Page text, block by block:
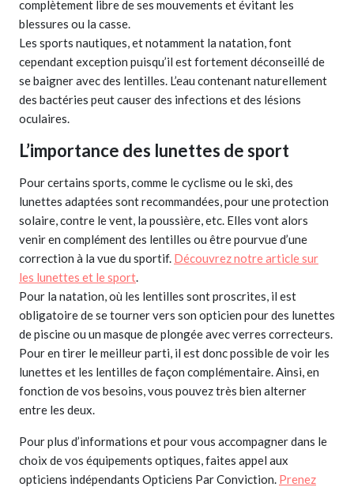
complètement libre de ses mouvements et évitant les
blessures ou la casse.
Les sports nautiques, et notamment la natation, font
cependant exception puisqu’il est fortement déconseillé de
se baigner avec des lentilles. L’eau contenant naturellement
des bactéries peut causer des infections et des lésions
oculaires.
L’importance des lunettes de sport
Pour certains sports, comme le cyclisme ou le ski, des
lunettes adaptées sont recommandées, pour une protection
solaire, contre le vent, la poussière, etc. Elles vont alors
venir en complément des lentilles ou être pourvue d’une
correction à la vue du sportif. Découvrez notre article sur
les lunettes et le sport.
Pour la natation, où les lentilles sont proscrites, il est
obligatoire de se tourner vers son opticien pour des lunettes
de piscine ou un masque de plongée avec verres correcteurs.
Pour en tirer le meilleur parti, il est donc possible de voir les
lunettes et les lentilles de façon complémentaire. Ainsi, en
fonction de vos besoins, vous pouvez très bien alterner
entre les deux.
Pour plus d’informations et pour vous accompagner dans le
choix de vos équipements optiques, faites appel aux
opticiens indépendants Opticiens Par Conviction. Prenez